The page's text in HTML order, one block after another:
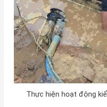
Thực hiện hoạt động